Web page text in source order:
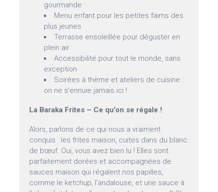
gourmande
Menu enfant pour les petites faims des
plus jeunes
Terrasse ensoleillée pour déguster en
plein air
Accessibilité pour tout le monde, sans
exception
Soirées à thème et ateliers de cuisine :
on ne s’ennuie jamais ici !
La Baraka Frites – Ce qu’on se régale !
Alors, parlons de ce qui nous a vraiment
conquis : les frites maison, cuites dans du blanc
de bœuf. Oui, vous avez bien lu ! Elles sont
parfaitement dorées et accompagnées de
sauces maison qui régalent nos papilles,
comme le ketchup, l’andalouse, et une sauce à